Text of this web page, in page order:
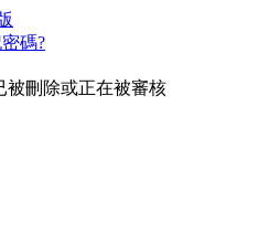
碼?
被刪除或正在被審核